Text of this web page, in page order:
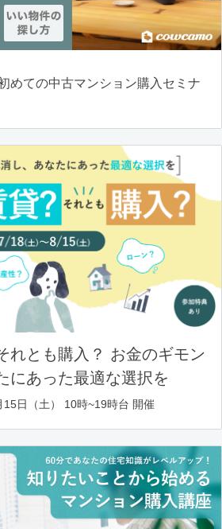
めての中古マンション購入セミナ
れとも購入？ お金のギモン
にあった最適な選択を
日（土） 10時~19時台 開催